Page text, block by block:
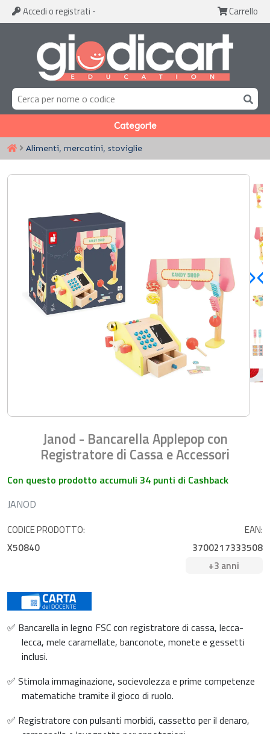
Accedi o registrati - Carrello
Categorie
Alimenti, mercatini, stoviglie
Janod - Bancarella Applepop con
Registratore di Cassa e Accessori
Con questo prodotto accumuli 34 punti di Cashback
JANOD
CODICE PRODOTTO:
X50840
EAN:
3700217333508
+3 anni
✅ Bancarella in legno FSC con registratore di cassa, lecca-
lecca, mele caramellate, banconote, monete e gessetti
inclusi.
✅ Stimola immaginazione, socievolezza e prime competenze
matematiche tramite il gioco di ruolo.
✅ Registratore con pulsanti morbidi, cassetto per il denaro,